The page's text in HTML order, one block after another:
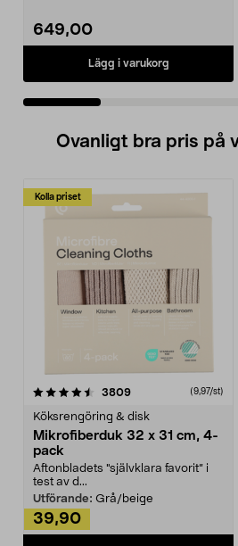
649,00
Lägg i varukorg
Ovanligt bra pris på
Kolla priset
3809recensioner (9,97/st)
Köksrengöring & disk
Mikrofiberduk 32 x 31 cm, 4-
pack
Aftonbladets "självklara favorit” i
test av d...
Utförande: Grå/beige
39,90
4.0av 5 stjärnor